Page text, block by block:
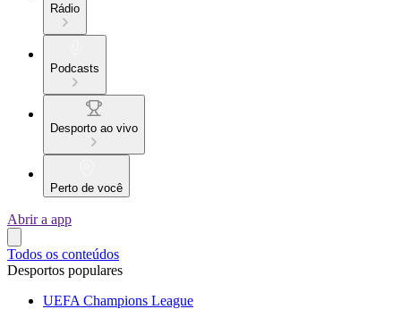
Rádio
Podcasts
Desporto ao vivo
Perto de você
Abrir a app
Todos os conteúdos
Desportos populares
UEFA Champions League